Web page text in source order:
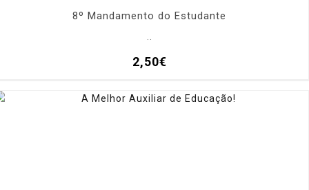
8º Mandamento do Estudante
2,50€